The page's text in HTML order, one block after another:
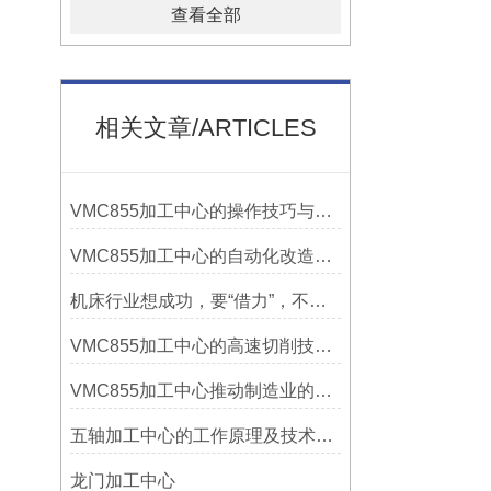
查看全部
相关文章/ARTICLES
VMC855加工中心的操作技巧与维护指南
VMC855加工中心的自动化改造与智能化应用说明
机床行业想成功，要“借力”，不要“尽力”！
VMC855加工中心的高速切削技术介绍
VMC855加工中心推动制造业的发展
五轴加工中心的工作原理及技术优势
龙门加工中心